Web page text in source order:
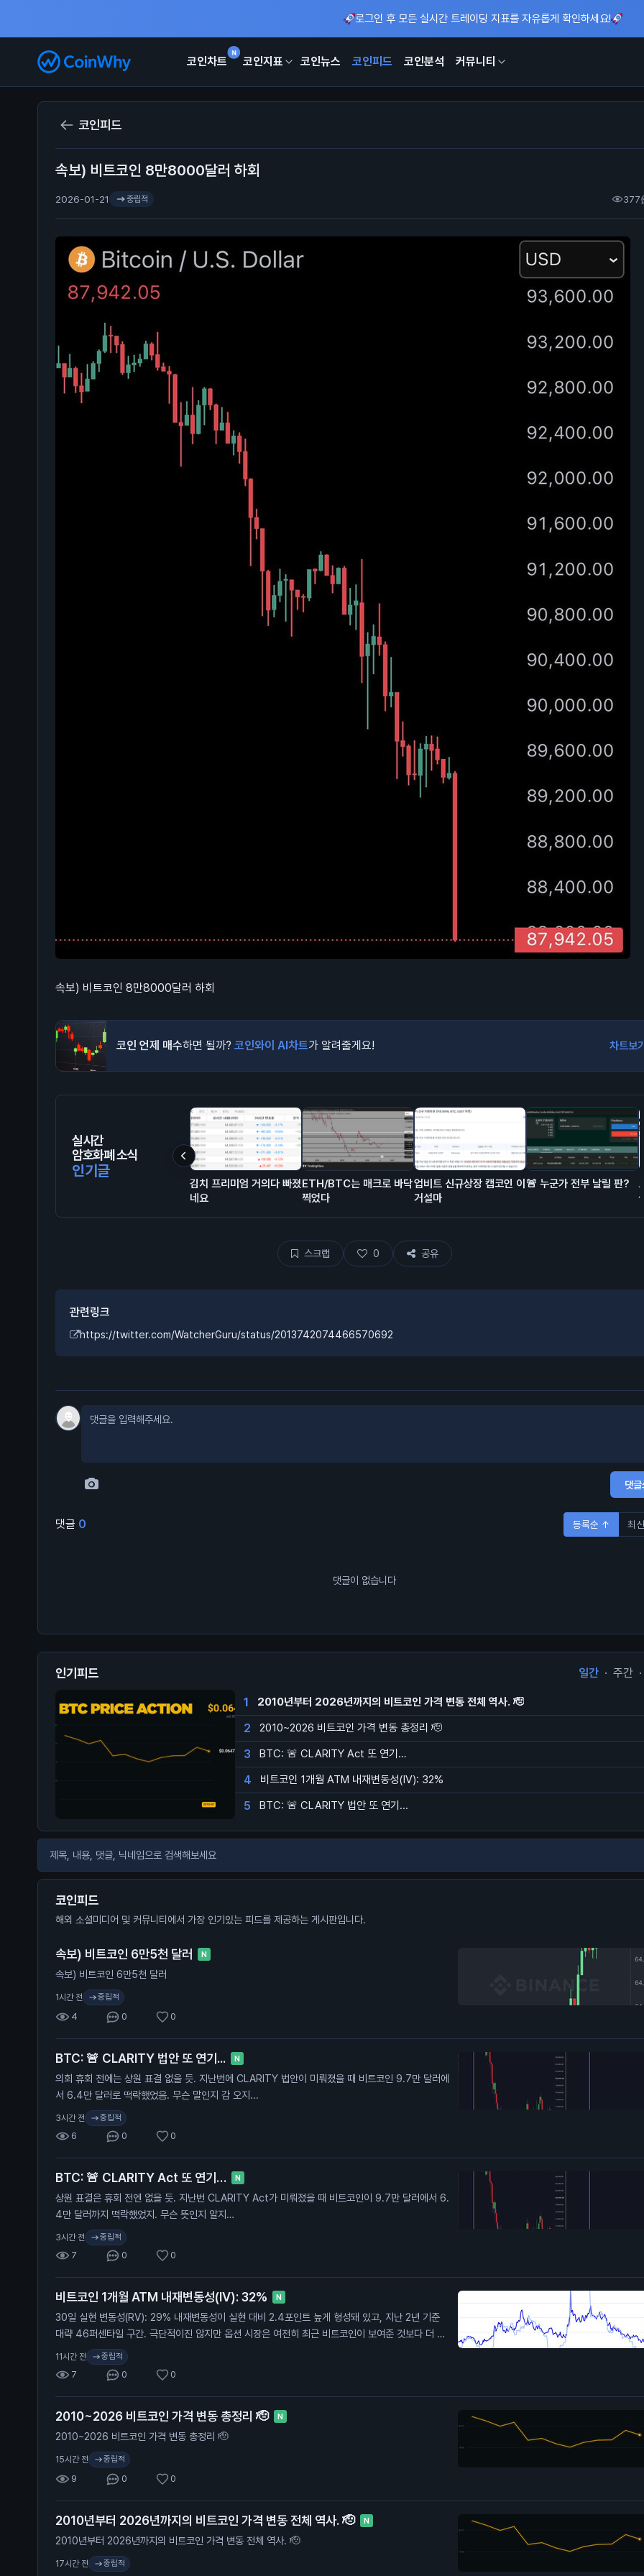
로그인 후 모든 실시간 트레이딩 지표를 자유롭게 확인하세요!
N
코인차트 코인지표 코인뉴스 코인피드 코인분석 커뮤니티
코인피드
속보) 비트코인 8만8000달러 하회
2026-01-21 중립적 377
속보) 비트코인 8만8000달러 하회
코인 언제 매수하면 될까? 코인와이 AI차트가 알려줄게요! 차트보
실시간
암호화폐 소식
인기글
김치 프리미엄 거의다 빠졌
네요
ETH/BTC는 매크로 바닥
찍었다
업비트 신규상장 캡코인 이
거설마
🚨 누군가 전부 날릴 판?
스크랩 0 공유
관련링크
https://twitter.com/WatcherGuru/status/2013742074466570692
댓
댓글 0 등록순 ↑ 최
댓글이 없습니다
인기피드 일간 · 주간 ·
1 2010년부터 2026년까지의 비트코인 가격 변동 전체 역사. 🫡
2 2010~2026 비트코인 가격 변동 총정리 🫡
3 BTC: 🚨 CLARITY Act 또 연기…
4 비트코인 1개월 ATM 내재변동성(IV): 32%
5 BTC: 🚨 CLARITY 법안 또 연기...
코인피드
해외 소셜미디어 및 커뮤니티에서 가장 인기있는 피드를 제공하는 게시판입니다.
속보) 비트코인 6만5천 달러 N
속보) 비트코인 6만5천 달러
1시간 전 중립적
4 0 0
BTC: 🚨 CLARITY 법안 또 연기... N
의회 휴회 전에는 상원 표결 없을 듯. 지난번에 CLARITY 법안이 미뤄졌을 때 비트코인 9.7만 달러에
서 6.4만 달러로 떡락했었음. 무슨 말인지 감 오지...
3시간 전 중립적
6 0 0
BTC: 🚨 CLARITY Act 또 연기… N
상원 표결은 휴회 전엔 없을 듯. 지난번 CLARITY Act가 미뤄졌을 때 비트코인이 9.7만 달러에서 6.
4만 달러까지 떡락했었지. 무슨 뜻인지 알지…
3시간 전 중립적
7 0 0
비트코인 1개월 ATM 내재변동성(IV): 32% N
30일 실현 변동성(RV): 29% 내재변동성이 실현 대비 2.4포인트 높게 형성돼 있고, 지난 2년 기준
대략 46퍼센타일 구간. 극단적이진 않지만 옵션 시장은 여전히 최근 비트코인이 보여준 것보다 더 큰
움직임을 프라이싱 중. 여기서 실현 변동성이 따라 올라갈까, 아니면 내재 변동성이 계속 눌릴까?
11시간 전 중립적
7 0 0
2010~2026 비트코인 가격 변동 총정리 🫡 N
2010~2026 비트코인 가격 변동 총정리 🫡
15시간 전 중립적
9 0 0
2010년부터 2026년까지의 비트코인 가격 변동 전체 역사. 🫡 N
2010년부터 2026년까지의 비트코인 가격 변동 전체 역사. 🫡
17시간 전 중립적